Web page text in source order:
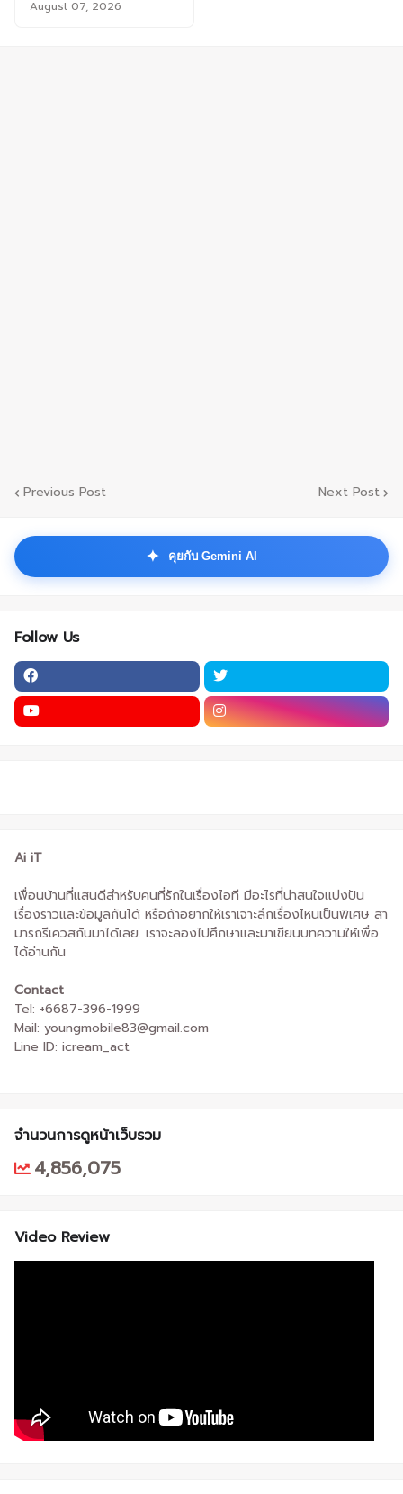
August 07, 2026
Previous Post Next Post
✦ คุยกับ Gemini AI
Follow Us
Ai iT
เพื่อนบ้านที่แสนดีสำหรับคนที่รักในเรื่องไอที มีอะไรที่น่าสนใจแบ่งปัน
เรื่องราวและข้อมูลกันได้ หรือถ้าอยากให้เราเจาะลึกเรื่องไหนเป็นพิเศษ สา
มารถรีเควสกันมาได้เลย. เราจะลองไปศึกษาและมาเขียนบทความให้เพื่อ
ได้อ่านกัน
Contact
Tel: +6687-396-1999
Mail: youngmobile83@gmail.com
Line ID: icream_act
จำนวนการดูหน้าเว็บรวม
4,856,075
Video Review